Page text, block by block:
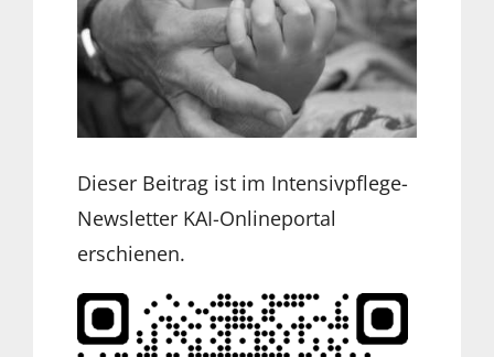
Dieser Beitrag ist im Intensivpflege-
Newsletter KAI-Onlineportal
erschienen.